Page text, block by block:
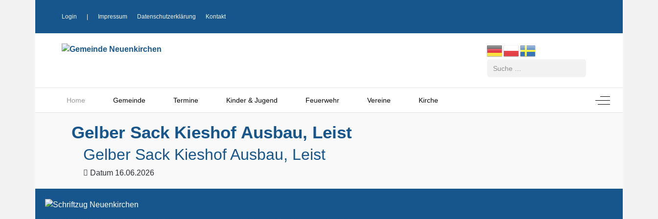
Login Impressum Datenschutzerklärung Kontakt
Home Gemeinde Termine Kinder & Jugend Feuerwehr Vereine Kirche Off-Canvas
Gelber Sack Kieshof Ausbau, Leist
Gelber Sack Kieshof Ausbau, Leist
Datum 16.06.2026